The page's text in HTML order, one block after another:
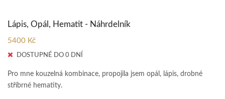
Lápis, Opál, Hematit - Náhrdelník
5400 Kč
DOSTUPNÉ DO 0 DNÍ
Pro mne kouzelná kombinace, propojila jsem opál, lápis, drobné
stříbrné hematity.